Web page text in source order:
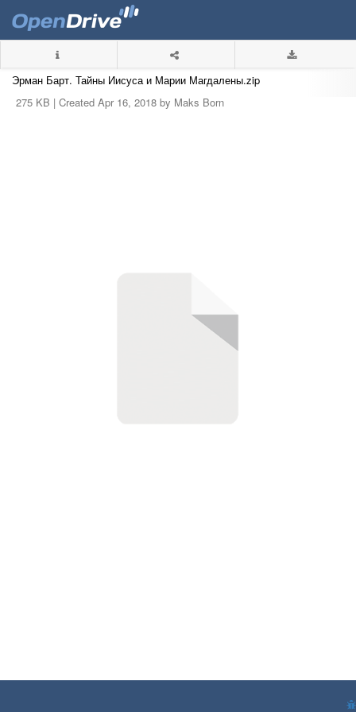
Эрман Барт. Тайны Иисуса и Марии Магдалены.zip
275 KB | Created Apr 16, 2018 by Maks Born